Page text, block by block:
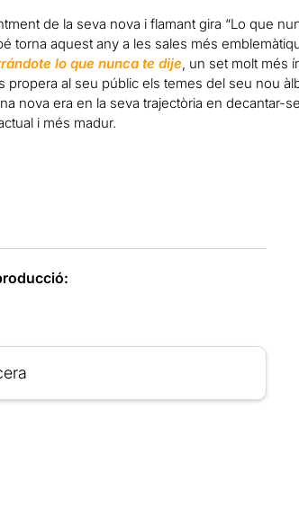
de la seva nova i flamant gira “Lo que
torna aquest any a les sales més
lo que nunca te dije , un set molt més
propera al seu públic els temes del seu nou
nova era en la seva trajectòria en decantar-
i més madur.